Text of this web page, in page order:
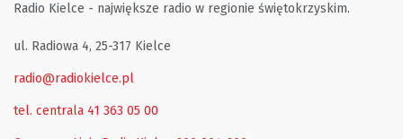
Radio Kielce - największe radio w regionie świętokrzyskim.
ul. Radiowa 4, 25-317 Kielce
radio@radiokielce.pl
tel. centrala 41 363 05 00